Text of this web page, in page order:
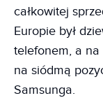
całkowitej
Europie był
telefonem, a na
na siódmą
Samsunga.